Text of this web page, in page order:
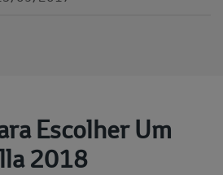
Escolher Um
2018